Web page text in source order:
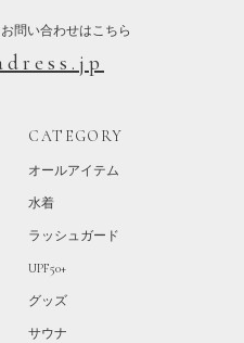
問い合わせはこちら
CATEGORY
オールアイテム
水着
ラッシュガード
UPF50+
グッズ
サウナ